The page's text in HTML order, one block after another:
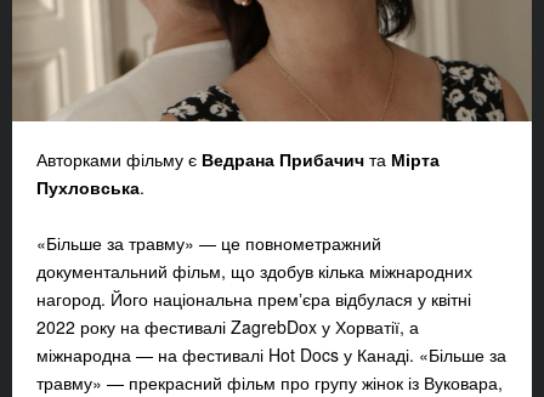
Авторками фільму є Ведрана Прибачич та Мірта
Пухловська.
«Більше за травму» — це повнометражний
документальний фільм, що здобув кілька міжнародних
нагород. Його національна премʼєра відбулася у квітні
2022 року на фестивалі ZagrebDox у Хорватії, а
міжнародна — на фестивалі Hot Docs у Канаді. «Більше за
травму» — прекрасний фільм про групу жінок із Вуковара,